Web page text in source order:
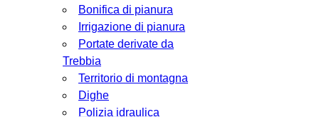
Bonifica di pianura
Irrigazione di pianura
Portate derivate da
Trebbia
Territorio di montagna
Dighe
Polizia idraulica